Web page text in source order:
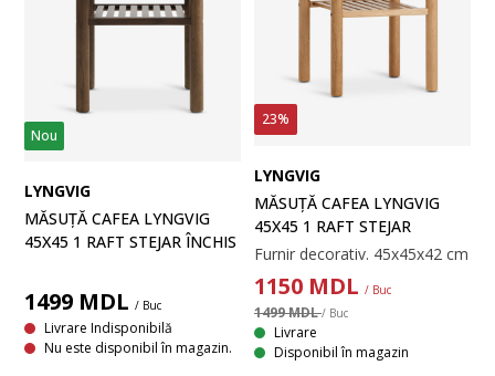
Nou
LYNGVIG
MĂSUȚĂ CAFEA LYNGVIG
45X45 1 RAFT STEJAR ÎNCHIS
1499 MDL / Buc
Livrare Indisponibilă
Nu este disponibil în magazin.
23%
LYNGVIG
MĂSUȚĂ CAFEA LYNGVIG
45X45 1 RAFT STEJAR
Furnir decorativ. 45x45x42 cm
1150 MDL / Buc
1499 MDL/ Buc
Livrare
Disponibil în magazin